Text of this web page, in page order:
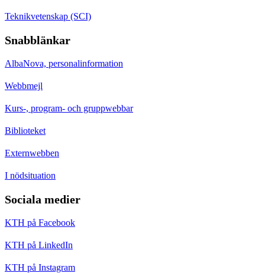
Teknikvetenskap (SCI)
Snabblänkar
AlbaNova, personalinformation
Webbmejl
Kurs-, program- och gruppwebbar
Biblioteket
Externwebben
I nödsituation
Sociala medier
KTH på Facebook
KTH på LinkedIn
KTH på Instagram